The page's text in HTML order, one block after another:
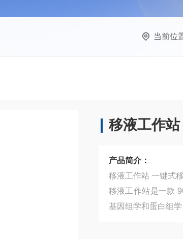
当前位
移液工作
产品简介：
移液工作站 一键式
移液工作站是一款
基因组学和蛋白组